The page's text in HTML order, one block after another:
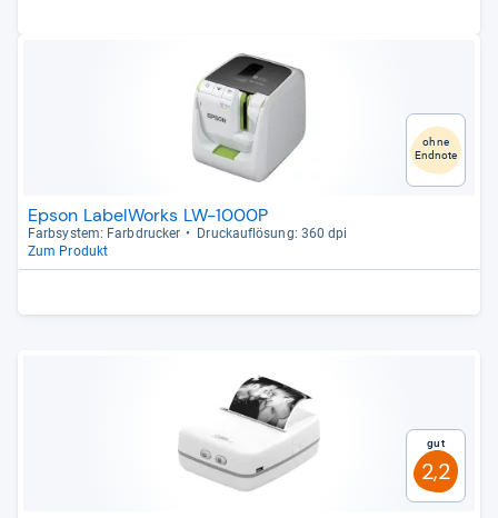
ohne
Endnote
Epson LabelWorks LW-1000P
Farb­sys­tem: Farb­dru­cker
Druck­auf­lö­sung: 360 dpi
Zum Produkt
Gut
2,2